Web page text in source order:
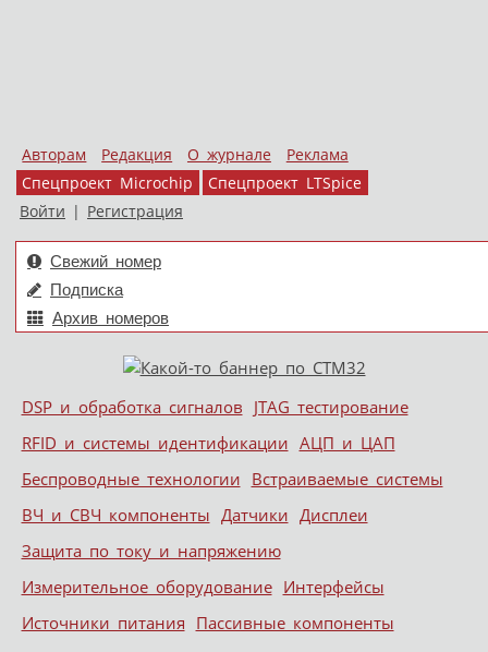
Авторам Редакция О журнале
Реклама
Спецпроект Microchip
Спецпроект LTSpice
Войти | Регистрация
Свежий номер
Подписка
Архив номеров
Меню
Skip to content
DSP и обработка сигналов JTAG тестирование
RFID и системы идентификации АЦП и ЦАП
Беспроводные технологии Встраиваемые системы
ВЧ и СВЧ компоненты Датчики Дисплеи
Защита по току и напряжению
Измерительное оборудование Интерфейсы
Источники питания Пассивные компоненты